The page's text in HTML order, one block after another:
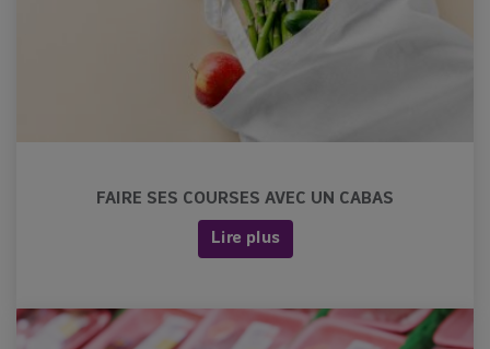
FAIRE SES COURSES AVEC UN CABAS
Lire plus